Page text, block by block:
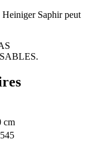
Heiniger Saphir peut
cm